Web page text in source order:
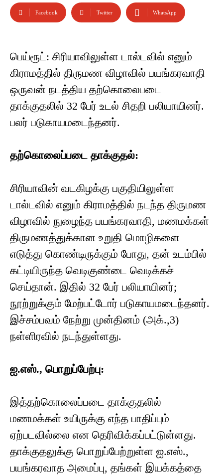
Facebook Twitter WhatsApp
பெய்ரூட்: சிரியாவிலுள்ள டால்டவில் எனும்
கிராமத்தில் திருமண விழாவில் பயங்கரவாதி
ஒருவன் நடத்திய தற்கொலைபடை
தாக்குதலில் 32 பேர் உடல் சிதறி பலியாயினர்.
பலர் படுகாயமடைந்தனர்.
தற்கொலைப்படை தாக்குதல்:
சிரியாவின் வடகிழக்கு பகுதியிலுள்ள
டால்டவில் எனும் கிராமத்தில் நடந்த திருமண
விழாவில் நுழைந்த பயங்கரவாதி, மணமக்கள்
திருமணத்துக்கான உறுதி மொழிகளை
எடுத்து கொண்டிருக்கும் போது, தன் உடம்பில்
கட்டியிருந்த வெடிகுண்டை வெடிக்கச்
செய்தான். இதில் 32 பேர் பலியாயினர்;
நூற்றுக்கும் மேற்பட்டோர் படுகாயமடைந்தனர்.
இச்சம்பவம் நேற்று முன்தினம் (அக்.,3)
நள்ளிரவில் நடந்துள்ளது.
ஐ.எஸ்., பொறுப்பேற்பு:
இத்தற்கொலைப்படை தாக்குதலில்
மணமக்கள் உயிருக்கு எந்த பாதிப்பும்
ஏற்படவில்லை என தெரிவிக்கப்பட்டுள்ளது.
தாக்குதலுக்கு பொறுப்பேற்றுள்ள ஐ.எஸ்.,
பயங்கரவாத அமைப்பு, தங்கள் இயக்கத்தை